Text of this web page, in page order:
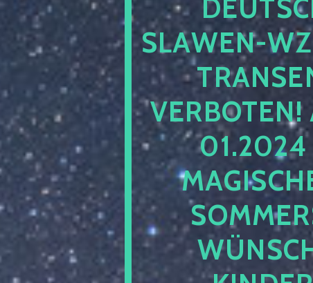
SLAWEN-
VERBOTEN!
01.2024